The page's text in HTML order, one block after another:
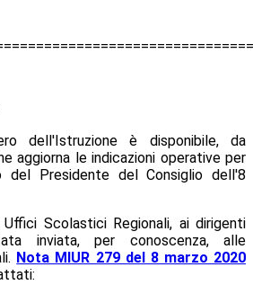
dell'Istruzione è disponibile, da
aggiorna le indicazioni operative per
Presidente del Consiglio dell'8
Scolastici Regionali, ai dirigenti
inviata, per conoscenza, alle
Nota MIUR 279 del 8 marzo 2020